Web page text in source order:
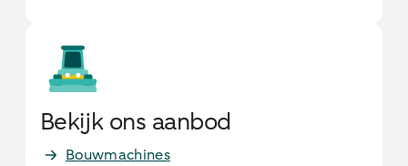
Bekijk ons aanbod
Bouwmachines